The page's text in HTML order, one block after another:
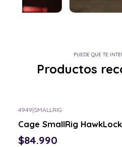
PUEDE QUE TE
Productos
4949|SMALLRIG
Cage SmallRig
$84.990